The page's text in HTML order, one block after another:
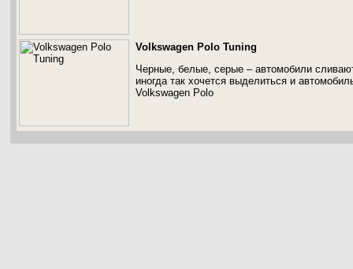
Volkswagen Polo Tuning
Черные, белые, серые – автомобили
иногда так хочется выделиться и
Volkswagen Polo